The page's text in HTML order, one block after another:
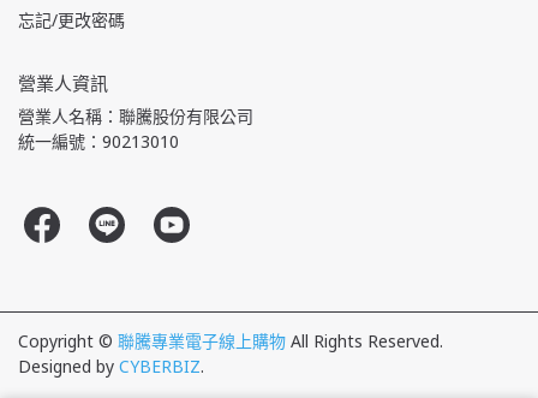
忘記/更改密碼
營業人資訊
營業人名稱：聯騰股份有限公司
統一編號：90213010
Copyright © 聯騰專業電子線上購物 All Rights Reserved.
Designed by CYBERBIZ.